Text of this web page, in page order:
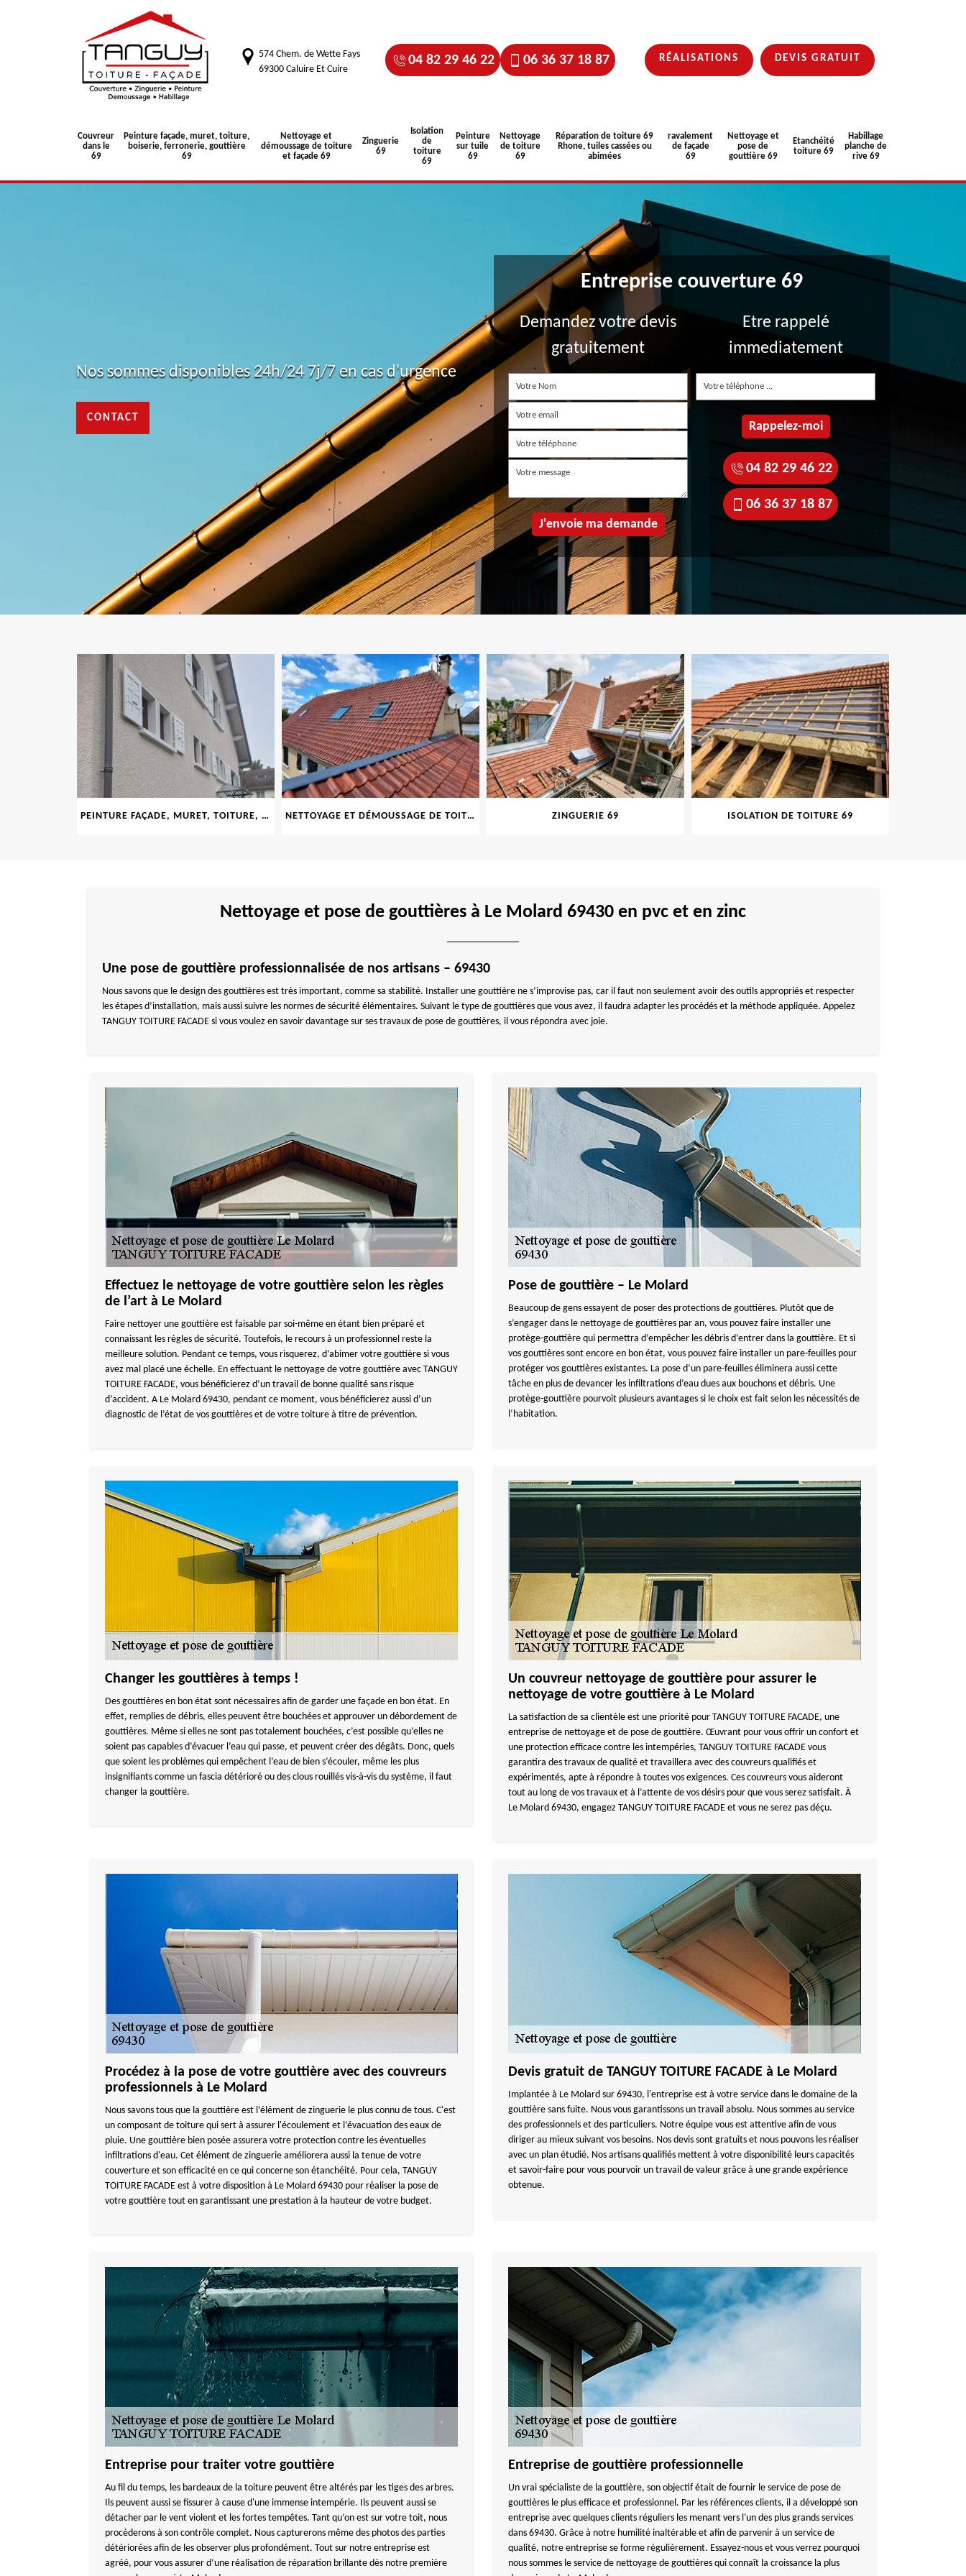
574 Chem. de Wette Fays
69300 Caluire Et Cuire
04 82 29 46 22 06 36 37 18 87 RÉALISATIONS DEVIS GRATUIT
Couvreur
dans le
69
Peinture façade, muret, toiture,
boiserie, ferronerie, gouttière
69
Nettoyage et
démoussage de toiture
et façade 69
Zinguerie
69
Isolation
de
toiture
69
Peinture
sur tuile
69
Nettoyage
de toiture
69
Réparation de toiture 69
Rhone, tuiles cassées ou
abimées
ravalement
de façade
69
Nettoyage et
pose de
gouttière 69
Etanchéité
toiture 69
Habillage
planche de
rive 69
Nos sommes disponibles 24h/24 7j/7 en cas d'urgence
CONTACT
Entreprise couverture 69
Demandez votre devis
gratuitement
Etre rappelé
immediatement
04 82 29 46 22
06 36 37 18 87
PEINTURE FAÇADE, MURET, TOITURE, BOISERIE, FERRONERIE, GOUTTIÈRE 69 NETTOYAGE ET DÉMOUSSAGE DE TOITURE ET FAÇADE 69 ZINGUERIE 69 ISOLATION DE TOITURE 69
Nettoyage et pose de gouttières à Le Molard 69430 en pvc et en zinc
Une pose de gouttière professionnalisée de nos artisans – 69430
Nous savons que le design des gouttières est très important, comme sa stabilité. Installer une gouttière ne s’improvise pas, car il faut non seulement avoir des outils appropriés et respecter
les étapes d’installation, mais aussi suivre les normes de sécurité élémentaires. Suivant le type de gouttières que vous avez, il faudra adapter les procédés et la méthode appliquée. Appelez
TANGUY TOITURE FACADE si vous voulez en savoir davantage sur ses travaux de pose de gouttières, il vous répondra avec joie.
Effectuez le nettoyage de votre gouttière selon les règles
de l’art à Le Molard
Faire nettoyer une gouttière est faisable par soi-même en étant bien préparé et
connaissant les règles de sécurité. Toutefois, le recours à un professionnel reste la
meilleure solution. Pendant ce temps, vous risquerez, d’abimer votre gouttière si vous
avez mal placé une échelle. En effectuant le nettoyage de votre gouttière avec TANGUY
TOITURE FACADE, vous bénéficierez d’un travail de bonne qualité sans risque
d’accident. A Le Molard 69430, pendant ce moment, vous bénéficierez aussi d’un
diagnostic de l’état de vos gouttières et de votre toiture à titre de prévention.
Pose de gouttière – Le Molard
Beaucoup de gens essayent de poser des protections de gouttières. Plutôt que de
s’engager dans le nettoyage de gouttières par an, vous pouvez faire installer une
protège-gouttière qui permettra d’empêcher les débris d’entrer dans la gouttière. Et si
vos gouttières sont encore en bon état, vous pouvez faire installer un pare-feuilles pour
protéger vos gouttières existantes. La pose d’un pare-feuilles éliminera aussi cette
tâche en plus de devancer les infiltrations d’eau dues aux bouchons et débris. Une
protège-gouttière pourvoit plusieurs avantages si le choix est fait selon les nécessités de
l’habitation.
Changer les gouttières à temps !
Des gouttières en bon état sont nécessaires afin de garder une façade en bon état. En
effet, remplies de débris, elles peuvent être bouchées et approuver un débordement de
gouttières. Même si elles ne sont pas totalement bouchées, c’est possible qu’elles ne
soient pas capables d’évacuer l’eau qui passe, et peuvent créer des dégâts. Donc, quels
que soient les problèmes qui empêchent l’eau de bien s’écouler, même les plus
insignifiants comme un fascia détérioré ou des clous rouillés vis-à-vis du système, il faut
changer la gouttière.
Un couvreur nettoyage de gouttière pour assurer le
nettoyage de votre gouttière à Le Molard
La satisfaction de sa clientèle est une priorité pour TANGUY TOITURE FACADE, une
entreprise de nettoyage et de pose de gouttière. Œuvrant pour vous offrir un confort et
une protection efficace contre les intempéries, TANGUY TOITURE FACADE vous
garantira des travaux de qualité et travaillera avec des couvreurs qualifiés et
expérimentés, apte à répondre à toutes vos exigences. Ces couvreurs vous aideront
tout au long de vos travaux et à l’attente de vos désirs pour que vous serez satisfait. À
Le Molard 69430, engagez TANGUY TOITURE FACADE et vous ne serez pas déçu.
Procédez à la pose de votre gouttière avec des couvreurs
professionnels à Le Molard
Nous savons tous que la gouttière est l’élément de zinguerie le plus connu de tous. C'est
un composant de toiture qui sert à assurer l'écoulement et l’évacuation des eaux de
pluie. Une gouttière bien posée assurera votre protection contre les éventuelles
infiltrations d'eau. Cet élément de zinguerie améliorera aussi la tenue de votre
couverture et son efficacité en ce qui concerne son étanchéité. Pour cela, TANGUY
TOITURE FACADE est à votre disposition à Le Molard 69430 pour réaliser la pose de
votre gouttière tout en garantissant une prestation à la hauteur de votre budget.
Devis gratuit de TANGUY TOITURE FACADE à Le Molard
Implantée à Le Molard sur 69430, l'entreprise est à votre service dans le domaine de la
gouttière sans fuite. Nous vous garantissons un travail absolu. Nous sommes au service
des professionnels et des particuliers. Notre équipe vous est attentive afin de vous
diriger au mieux suivant vos besoins. Nos devis sont gratuits et nous pouvons les réaliser
avec un plan étudié. Nos artisans qualifiés mettent à votre disponibilité leurs capacités
et savoir-faire pour vous pourvoir un travail de valeur grâce à une grande expérience
obtenue.
Entreprise pour traiter votre gouttière
Au fil du temps, les bardeaux de la toiture peuvent être altérés par les tiges des arbres.
Ils peuvent aussi se fissurer à cause d'une immense intempérie. Ils peuvent aussi se
détacher par le vent violent et les fortes tempêtes. Tant qu’on est sur votre toit, nous
procèderons à son contrôle complet. Nous capturerons même des photos des parties
détériorées afin de les observer plus profondément. Tout sur notre entreprise est
agréé, pour vous assurer d’une réalisation de réparation brillante dès notre première
Entreprise de gouttière professionnelle
Un vrai spécialiste de la gouttière, son objectif était de fournir le service de pose de
gouttières le plus efficace et professionnel. Par les références clients, il a développé son
entreprise avec quelques clients réguliers les menant vers l'un des plus grands services
dans 69430. Grâce à notre humilité inaltérable et afin de parvenir à un service de
qualité, notre entreprise se forme régulièrement. Essayez-nous et vous verrez pourquoi
nous sommes le service de nettoyage de gouttières qui connaît la croissance la plus